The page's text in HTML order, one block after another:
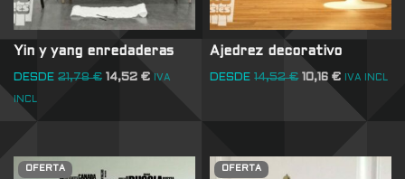
Yin y yang enredaderas
DESDE 21,78€ 14,52 € IVA
INCL
Ajedrez decorativo
DESDE 14,52€ 10,16€ IVA INCL
OFERTA OFERTA